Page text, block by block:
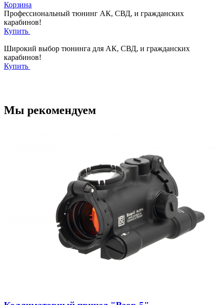
Корзина
Профессиональный тюнинг АК, СВД, и гражданских
карабинов!
Купить
Широкий выбор тюнинга для АК, СВД, и гражданских
карабинов!
Купить
Мы рекомендуем